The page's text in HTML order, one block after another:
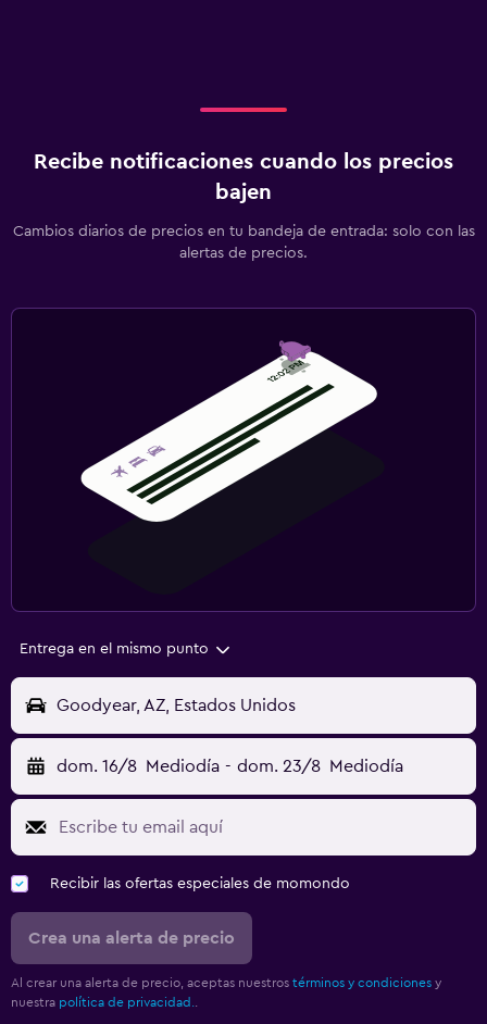
Recibe notificaciones cuando los precios
bajen
Cambios diarios de precios en tu bandeja de entrada: solo con las
alertas de precios.
Entrega en el mismo punto
Goodyear, AZ, Estados Unidos
dom. 16/8 Mediodía - dom. 23/8 Mediodía
Recibir las ofertas especiales de momondo
Crea una alerta de precio
Al crear una alerta de precio, aceptas nuestros términos y condiciones y
nuestra política de privacidad..